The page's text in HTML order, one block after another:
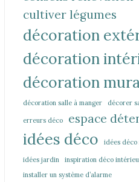
cultiver légumes
décoration
décoration
décoration
décoration salle à manger décorer
erreurs déco espace
idées déco idées déco
idées jardin
inspiration déco
installer un système d’alarme